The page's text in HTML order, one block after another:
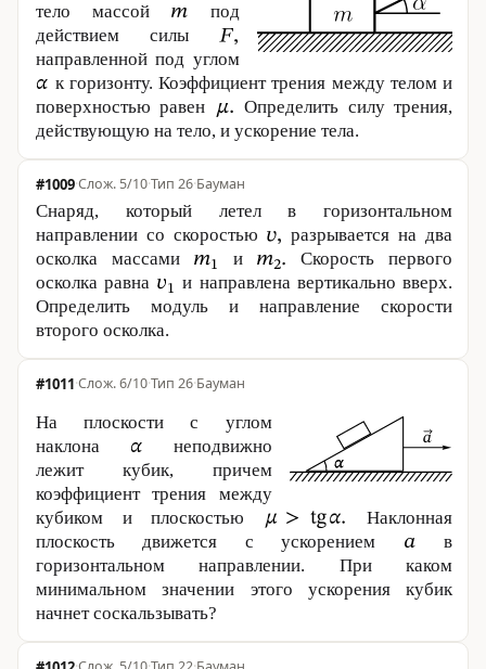
тело массой
под
действием силы
направленной под углом
к горизонту. Коэффициент трения между телом и
поверхностью равен
Определить силу трения,
действующую на тело, и ускорение тела.
#1009· 5/10·Тип 26·Бауман
Снаряд, который летел в горизонтальном
направлении со скоростью
разрывается на два
осколка массами
и
Скорость первого
осколка равна
и направлена вертикально вверх.
Определить модуль и направление скорости
второго осколка.
#1011· 6/10·Тип 26·Бауман
На плоскости с углом
наклона
неподвижно
лежит кубик, причем
коэффициент трения между
кубиком и плоскостью
Наклонная
плоскость движется с ускорением
в
горизонтальном направлении. При каком
минимальном значении этого ускорения кубик
начнет соскаль­зы­вать?